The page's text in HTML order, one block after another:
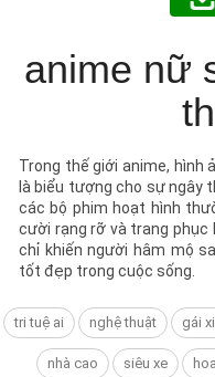
anime nữ
Trong thế giới anime, hình
là biểu tượng cho sự ngây
các bộ phim hoạt hình
cười rạng rỡ và trang phục
chỉ khiến người hâm mộ
tốt đẹp trong cuộc sống.
tri tuệ ai nghệ thuật gái
nhà cao siêu xe